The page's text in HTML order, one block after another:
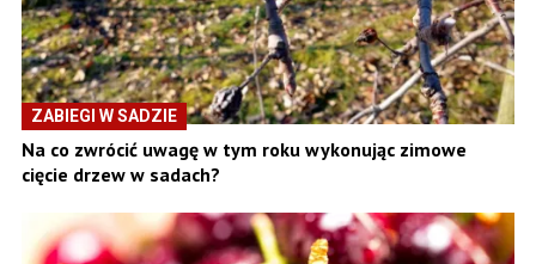
ZABIEGI W SADZIE
Na co zwrócić uwagę w tym roku wykonując zimowe
cięcie drzew w sadach?